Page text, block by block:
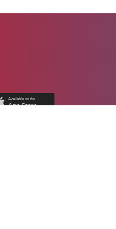
Available on the
App Store